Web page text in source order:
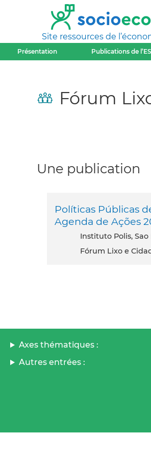
Site ressources de
Présentation Publications de
Fórum
Une publication
Políticas Públicas
Agenda de Ações
Instituto Polis,
Fórum Lixo e
Axes thématiques :
Autres entrées :